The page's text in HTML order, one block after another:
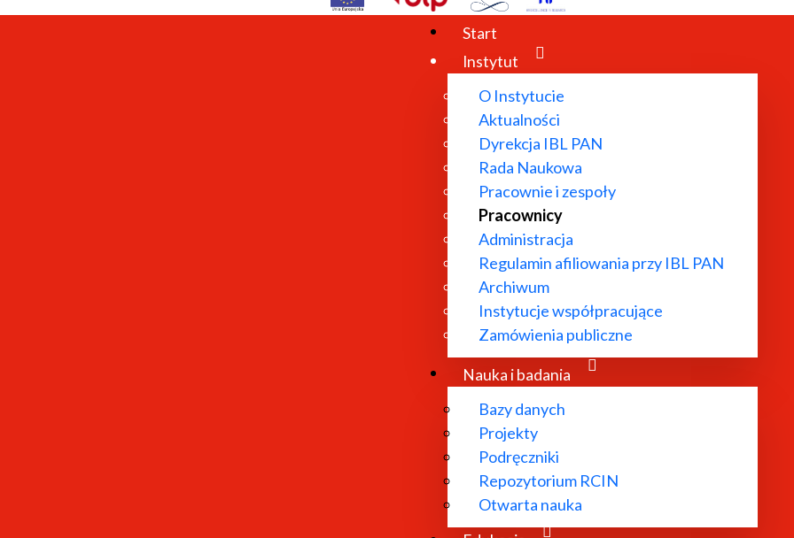
Start
Instytut
O Instytucie
Aktualności
Dyrekcja IBL PAN
Rada Naukowa
Pracownie i zespoły
Pracownicy
Administracja
Regulamin afiliowania przy IBL PAN
Archiwum
Instytucje współpracujące
Zamówienia publiczne
Nauka i badania
Bazy danych
Projekty
Podręczniki
Repozytorium RCIN
Otwarta nauka
Polska Bibliografia Literacka za rok 1988. Warszawa–Poznań: Instytut Badań Literackich PAN 2000 [
. Warszawa–Poznań: Instytut Badań Literackich PAN 1995.
. Warszawa–Poznań: Instytut Badań Literackich PAN 1995.
. Warszawa–Poznań: Instytut Badań Literackich PAN 1993.
Bibliografia nauki o literaturze polskiej i teorii literatury w Polsce za rok 1994